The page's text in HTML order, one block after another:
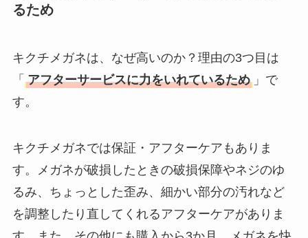
るため
キクチメガネは、なぜ高いのか？理由の3つ目は
「 アフターサービスに力をいれているため 」で
す。
キクチメガネでは保証・アフターケアもありま
す。メガネが破損したときの破損保障やネジのゆ
るみ、ちょっとした歪み、細かい部分の汚れなど
を調整したり直してくれるアフターケアがありま